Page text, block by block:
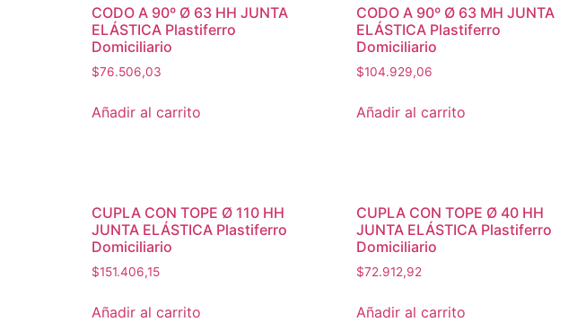
CODO A 90º Ø 63 HH JUNTA
ELÁSTICA Plastiferro
Domiciliario
$76.506,03
Añadir al carrito
CODO A 90º Ø 63 MH JUNTA
ELÁSTICA Plastiferro
Domiciliario
$104.929,06
Añadir al carrito
CUPLA CON TOPE Ø 110 HH
JUNTA ELÁSTICA Plastiferro
Domiciliario
$151.406,15
Añadir al carrito
CUPLA CON TOPE Ø 40 HH
JUNTA ELÁSTICA Plastiferro
Domiciliario
$72.912,92
Añadir al carrito